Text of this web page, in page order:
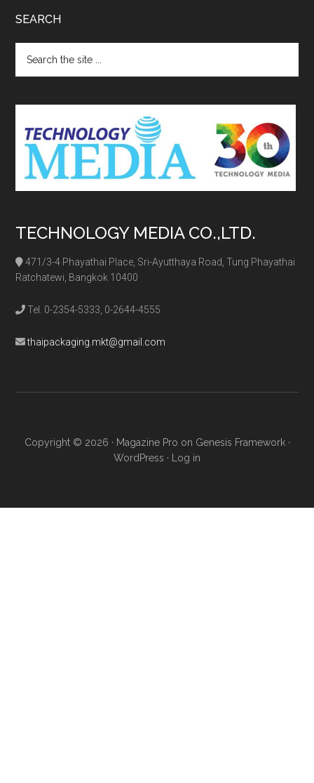
SEARCH
the
TECHNOLOGY MEDIA CO.,LTD.
471/3-4 Phayathai Place, Sri-Ayutthaya Road, Tung Phayathai
Ratchatewi, Bangkok 10400
Tel. 0-2354-5333, 0-2644-4555
thaipackaging.mkt@gmail.com
Copyright © 2026 · Magazine Pro on Genesis Framework·
WordPress · Log in